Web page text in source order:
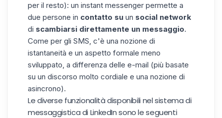
per il resto): un instant messenger permette a
due persone in contatto su un social network
di scambiarsi direttamente un messaggio.
Come per gli SMS, c'è una nozione di
istantaneità e un aspetto formale meno
sviluppato, a differenza delle e-mail (più basate
su un discorso molto cordiale e una nozione di
asincrono).
Le diverse funzionalità disponibili nel sistema di
messaggistica di LinkedIn sono le seguenti